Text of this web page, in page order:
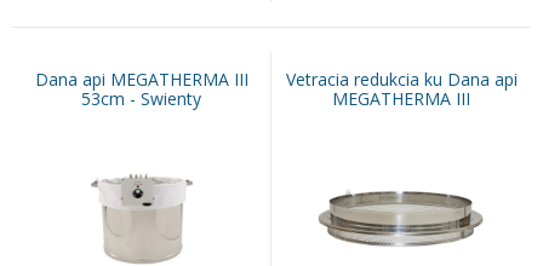
Dana api MEGATHERMA III
53cm - Swienty
Vetracia redukcia ku Dana api
MEGATHERMA III